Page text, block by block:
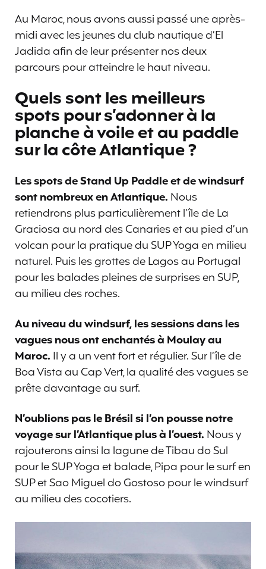
Au Maroc, nous avons aussi passé une après-
midi avec les jeunes du club nautique d’El
Jadida afin de leur présenter nos deux
parcours pour atteindre le haut niveau.
Quels sont les meilleurs
spots pour s’adonner à la
planche à voile et au paddle
sur la côte Atlantique ?
Les spots de Stand Up Paddle et de windsurf
sont nombreux en Atlantique. Nous
retiendrons plus particulièrement l’île de La
Graciosa au nord des Canaries et au pied d’un
volcan pour la pratique du SUP Yoga en milieu
naturel. Puis les grottes de Lagos au Portugal
pour les balades pleines de surprises en SUP,
au milieu des roches.
Au niveau du windsurf, les sessions dans les
vagues nous ont enchantés à Moulay au
Maroc. Il y a un vent fort et régulier. Sur l’île de
Boa Vista au Cap Vert, la qualité des vagues se
prête davantage au surf.
N’oublions pas le Brésil si l’on pousse notre
voyage sur l’Atlantique plus à l’ouest. Nous y
rajouterons ainsi la lagune de Tibau do Sul
pour le SUP Yoga et balade, Pipa pour le surf en
SUP et Sao Miguel do Gostoso pour le windsurf
au milieu des cocotiers.